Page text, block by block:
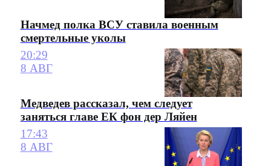
Начмед полка ВСУ ставила военным
смертельные уколы
20:29
8 АВГ
Медведев рассказал, чем следует
заняться главе ЕК фон дер Ляйен
17:43
8 АВГ